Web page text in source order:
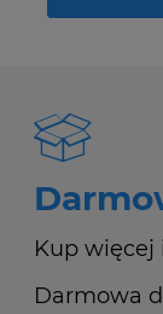
Kup więcej
Darmowa